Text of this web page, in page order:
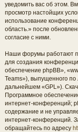
уведомить вас об этом.
просмотр настойщих
использование
область.» после
согласие с ними.
Наши форумы работают
для создания
обеспечение phpBB»,
Teams»), выпущенного по
дальнейшем «GPL»).
Программное
интернет-конференций;
содержание и не
интернет-конференций.
обращайтесь по адресу